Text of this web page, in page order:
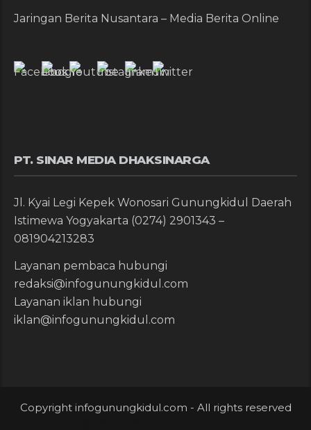
Jaringan Berita Nusantara – Media Berita Online
PT. SINAR MEDIA DHAKSINARGA
Jl. Kyai Legi Kepek Wonosari Gunungkidul Daerah
Istimewa Yogyakarta (0274) 2901343 –
081904213283
Layanan pembaca hubungi
redaksi@infogunungkidul.com
Layanan iklan hubungi
iklan@infogunungkidul.com
Copyright infogunungkidul.com - All rights reserved